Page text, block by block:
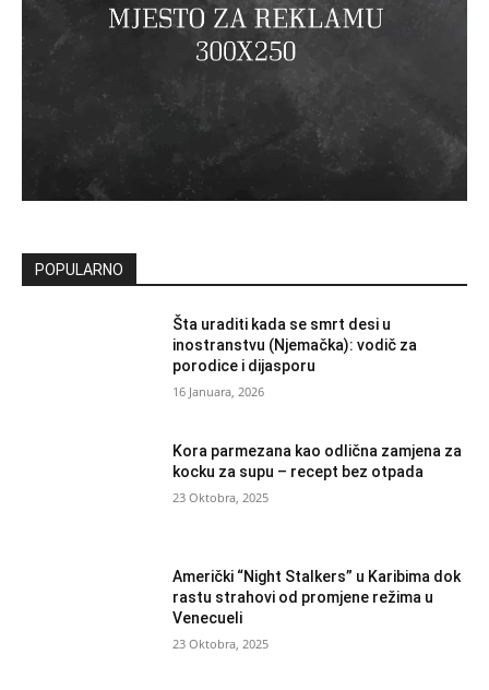
POPULARNO
Šta uraditi kada se smrt desi u
inostranstvu (Njemačka): vodič za
porodice i dijasporu
16 Januara, 2026
Kora parmezana kao odlična zamjena za
kocku za supu – recept bez otpada
23 Oktobra, 2025
Američki “Night Stalkers” u Karibima dok
rastu strahovi od promjene režima u
Venecueli
23 Oktobra, 2025